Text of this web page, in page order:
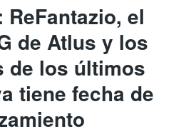
ReFantazio, el
de Atlus y los
de los últimos
tiene fecha de